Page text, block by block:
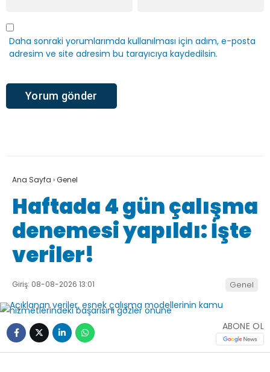
Daha sonraki yorumlarımda kullanılması için adım, e-posta
adresim ve site adresim bu tarayıcıya kaydedilsin.
Ana Sayfa ›Genel
Haftada 4 gün çalışma
denemesi yapıldı: İşte
veriler!
Giriş: 08-08-2026 13:01 Genel
ABONE OL